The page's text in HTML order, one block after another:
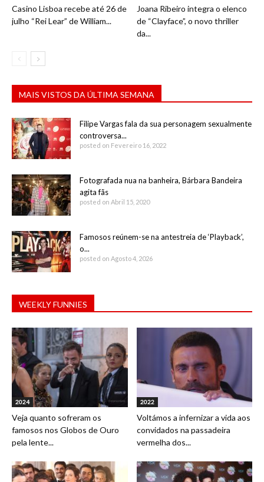
Casino Lisboa recebe até 26 de
julho “Rei Lear” de William...
Joana Ribeiro integra o elenco
de “Clayface”, o novo thriller
da...
MAIS VISTOS DA ÚLTIMA SEMANA
Filipe Vargas fala da sua personagem sexualmente
controversa...
posted on Fevereiro 16, 2022
Fotografada nua na banheira, Bárbara Bandeira
agita fãs
posted on Abril 15, 2020
Famosos reúnem-se na antestreia de ‘Playback’,
o...
posted on Agosto 4, 2026
WEEKLY FUNNIES
2024
Veja quanto sofreram os
famosos nos Globos de Ouro
pela lente...
2022
Voltámos a infernizar a vida aos
convidados na passadeira
vermelha dos...